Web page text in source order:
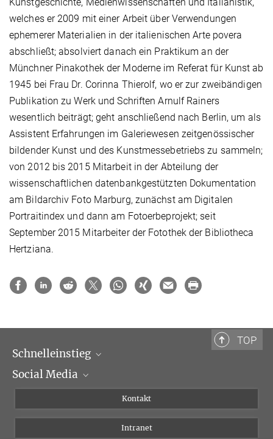
welches er 2009 mit einer Arbeit über Verwendungen
ephemerer Materialien in der italienischen Arte povera
abschließt; absolviert danach ein Praktikum an der
Münchner Pinakothek der Moderne im Referat für Kunst ab
1945 bei Frau Dr. Corinna Thierolf, wo er zur zweibändigen
Publikation zu Werk und Schriften Arnulf Rainers
wesentlich beiträgt; geht anschließend nach Berlin, um als
Assistent Erfahrungen im Galeriewesen zeitgenössischer
bildender Kunst und des Kunstmessebetriebs zu sammeln;
von 2012 bis 2015 Mitarbeit in der Abteilung der
wissenschaftlichen datenbankgestützten Dokumentation
am Bildarchiv Foto Marburg, zunächst am Digitalen
Portraitindex und dann am Fotoerbeprojekt; seit
September 2015 Mitarbeiter der Fotothek der Bibliotheca
Hertziana.
TOP
Schnelleinstieg
Wissenschaftliche Abteilungen
Social Media
Instagram
Bluesky
Kontakt
Intranet